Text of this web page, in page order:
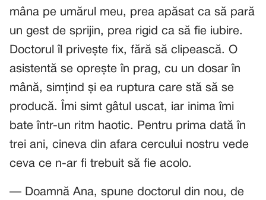
mâna pe umărul meu, prea apăsat ca să pară
un gest de sprijin, prea rigid ca să fie iubire.
Doctorul îl privește fix, fără să clipească. O
asistentă se oprește în prag, cu un dosar în
mână, simțind și ea ruptura care stă să se
producă. Îmi simt gâtul uscat, iar inima îmi
bate într-un ritm haotic. Pentru prima dată în
trei ani, cineva din afara cercului nostru vede
ceva ce n-ar fi trebuit să fie acolo.
— Doamnă Ana, spune doctorul din nou, de